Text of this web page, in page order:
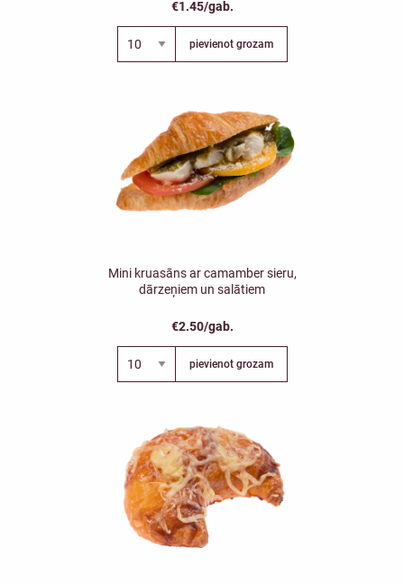
€1.45/gab.
pievienot grozam
Mini kruasāns ar camamber sieru,
dārzeņiem un salātiem
€2.50/gab.
pievienot grozam